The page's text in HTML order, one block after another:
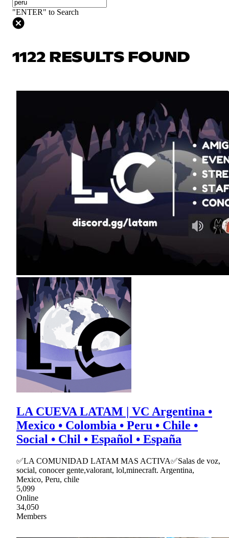
"ENTER" to Search
1122 RESULTS FOUND
LA CUEVA LATAM | VC Argentina •
Mexico • Colombia • Peru • Chile •
Social • Chil • Español • España
✅LA COMUNIDAD LATAM MAS ACTIVA✅Salas de voz,
social, conocer gente,valorant, lol,minecraft. Argentina,
Mexico, Peru, chile
5,099
Online
34,050
Members